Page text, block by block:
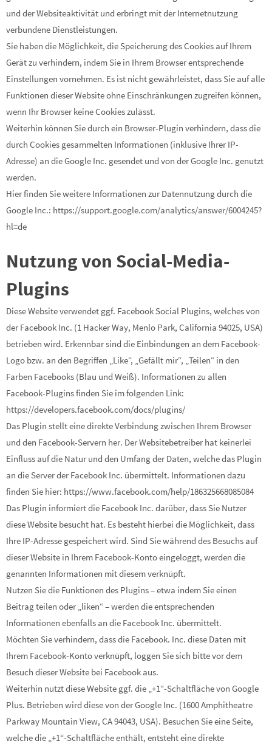
und der Websiteaktivität und erbringt mit der Internetnutzung
verbundene Dienstleistungen.
Sie haben die Möglichkeit, die Speicherung des Cookies auf Ihrem
Gerät zu verhindern, indem Sie in Ihrem Browser entsprechende
Einstellungen vornehmen. Es ist nicht gewährleistet, dass Sie auf alle
Funktionen dieser Website ohne Einschränkungen zugreifen können,
wenn Ihr Browser keine Cookies zulässt.
Weiterhin können Sie durch ein Browser-Plugin verhindern, dass die
durch Cookies gesammelten Informationen (inklusive Ihrer IP-
Adresse) an die Google Inc. gesendet und von der Google Inc. genutzt
werden.
Hier finden Sie weitere Informationen zur Datennutzung durch die
Google Inc.: https://support.google.com/analytics/answer/6004245?
hl=de
Nutzung von Social-Media-
Plugins
Diese Website verwendet ggf. Facebook Social Plugins, welches von
der Facebook Inc. (1 Hacker Way, Menlo Park, California 94025, USA)
betrieben wird. Erkennbar sind die Einbindungen an dem Facebook-
Logo bzw. an den Begriffen „Like“, „Gefällt mir“, „Teilen“ in den
Farben Facebooks (Blau und Weiß). Informationen zu allen
Facebook-Plugins finden Sie im folgenden Link:
https://developers.facebook.com/docs/plugins/
Das Plugin stellt eine direkte Verbindung zwischen Ihrem Browser
und den Facebook-Servern her. Der Websitebetreiber hat keinerlei
Einfluss auf die Natur und den Umfang der Daten, welche das Plugin
an die Server der Facebook Inc. übermittelt. Informationen dazu
finden Sie hier: https://www.facebook.com/help/186325668085084
Das Plugin informiert die Facebook Inc. darüber, dass Sie Nutzer
diese Website besucht hat. Es besteht hierbei die Möglichkeit, dass
Ihre IP-Adresse gespeichert wird. Sind Sie während des Besuchs auf
dieser Website in Ihrem Facebook-Konto eingeloggt, werden die
genannten Informationen mit diesem verknüpft.
Nutzen Sie die Funktionen des Plugins – etwa indem Sie einen
Beitrag teilen oder „liken“ – werden die entsprechenden
Informationen ebenfalls an die Facebook Inc. übermittelt.
Möchten Sie verhindern, dass die Facebook. Inc. diese Daten mit
Ihrem Facebook-Konto verknüpft, loggen Sie sich bitte vor dem
Besuch dieser Website bei Facebook aus.
Weiterhin nutzt diese Website ggf. die „+1“-Schaltfläche von Google
Plus. Betrieben wird diese von der Google Inc. (1600 Amphitheatre
Parkway Mountain View, CA 94043, USA). Besuchen Sie eine Seite,
welche die „+1“-Schaltfläche enthält, entsteht eine direkte